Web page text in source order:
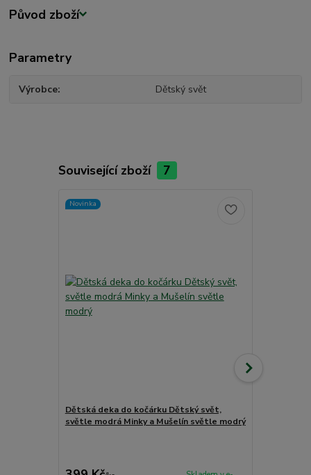
Původ zboží
Parametry
Výrobce Dětský svět
Související zboží 7
Novinka
Dětská deka do kočárku Dětský svět,
světle modrá Minky a Mušelín světle modrý